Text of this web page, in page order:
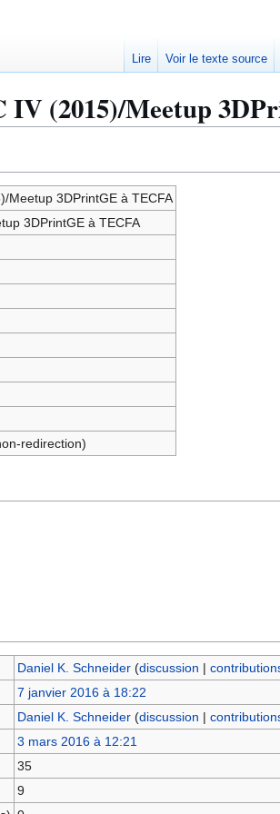
(2015)/Meetup
Meetup 3DPrintGE à TECFA
3DPrintGE à TECFA
redirection)
Daniel K. Schneider (discussion |
7 janvier 2016 à 18:22
Daniel K. Schneider (discussion |
3 mars 2016 à 12:21
35
9
Lire Voir le texte source